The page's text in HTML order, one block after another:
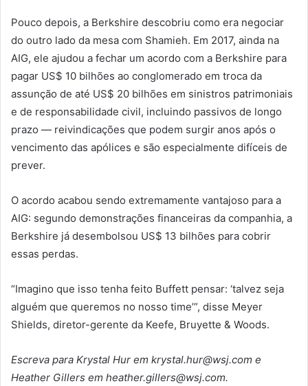
Pouco depois, a Berkshire descobriu como era negociar
do outro lado da mesa com Shamieh. Em 2017, ainda na
AIG, ele ajudou a fechar um acordo com a Berkshire para
pagar US$ 10 bilhões ao conglomerado em troca da
assunção de até US$ 20 bilhões em sinistros patrimoniais
e de responsabilidade civil, incluindo passivos de longo
prazo — reivindicações que podem surgir anos após o
vencimento das apólices e são especialmente difíceis de
prever.
O acordo acabou sendo extremamente vantajoso para a
AIG: segundo demonstrações financeiras da companhia, a
Berkshire já desembolsou US$ 13 bilhões para cobrir
essas perdas.
“Imagino que isso tenha feito Buffett pensar: ‘talvez seja
alguém que queremos no nosso time’”, disse Meyer
Shields, diretor-gerente da Keefe, Bruyette & Woods.
Escreva para Krystal Hur em krystal.hur@wsj.com e
Heather Gillers em heather.gillers@wsj.com.